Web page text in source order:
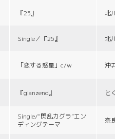
『25』 北
Single／『25』 北
「恋する惑星」c/w 沖
『glanzend』 と
Single/“閃乱カグラ”エン
ディングテーマ
奈